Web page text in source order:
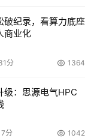
曾有9倍涨幅，目
益。
最高价突破70美
。
DAO，用户们的平
破纪录，看算力底座
商业化
分 1364
级：思源电气HPC
分 1042